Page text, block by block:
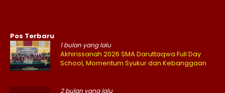
Pos Terbaru
1 bulan yang lalu
Akhirissanah 2026 SMA Daruttaqwa Full Day
School, Momentum Syukur dan Kebanggaan
2 bulan yang lalu